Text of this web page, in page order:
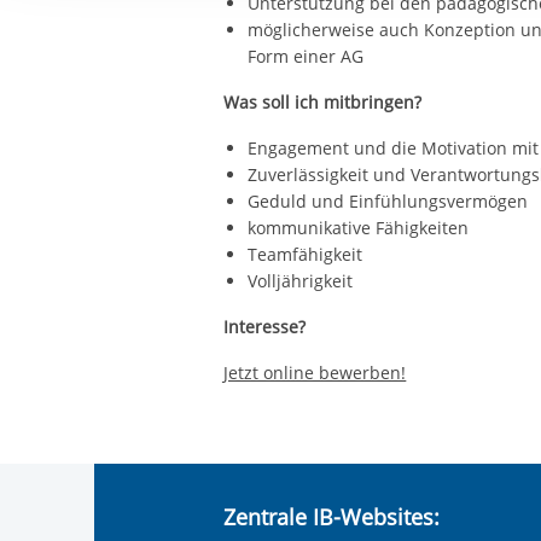
Ihre etwaige Einwilligung
der von Ihnen
aufgrund berechtigter
möglicherweise auch Konzeption
Form einer AG
Was soll ich mitbringen?
Engagement und die Motivation
Zuverlässigkeit und
Geduld und Einfühlungsvermögen
kommunikative Fähigkeiten
Teamfähigkeit
Volljährigkeit
Interesse?
Jetzt online bewerben!
Zentrale IB-Websites: